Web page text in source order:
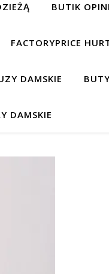
BUTIK
FACTORYPRICE
DAMSKIE
DAMSKIE